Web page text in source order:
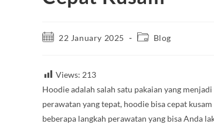
22 January 2025 Blog
Views: 213
Hoodie adalah salah satu pakaian yang
perawatan yang tepat, hoodie bisa cepat
beberapa langkah perawatan yang bisa Anda